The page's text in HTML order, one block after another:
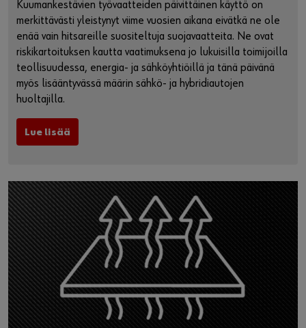
Kuumankestävien työvaatteiden päivittäinen käyttö on
merkittävästi yleistynyt viime vuosien aikana eivätkä ne ole
enää vain hitsareille suositeltuja suojavaatteita. Ne ovat
riskikartoituksen kautta vaatimuksena jo lukuisilla toimijoilla
teollisuudessa, energia- ja sähköyhtiöillä ja tänä päivänä
myös lisääntyvässä määrin sähkö- ja hybridiautojen
huoltajilla.
Lue lisää